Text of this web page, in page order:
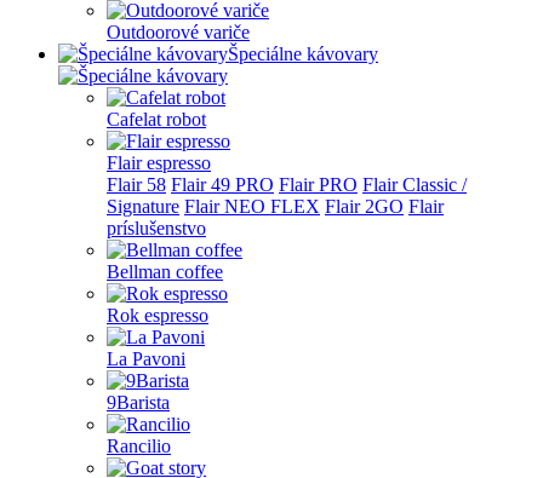
Outdoorové variče
Špeciálne kávovary
Cafelat robot
Flair espresso
Flair 58 Flair 49 PRO Flair PRO Flair Classic /
Signature Flair NEO FLEX Flair 2GO Flair
príslušenstvo
Bellman coffee
Rok espresso
La Pavoni
9Barista
Rancilio